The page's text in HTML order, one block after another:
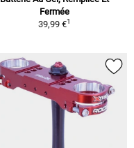
Fermée
39,99 €1